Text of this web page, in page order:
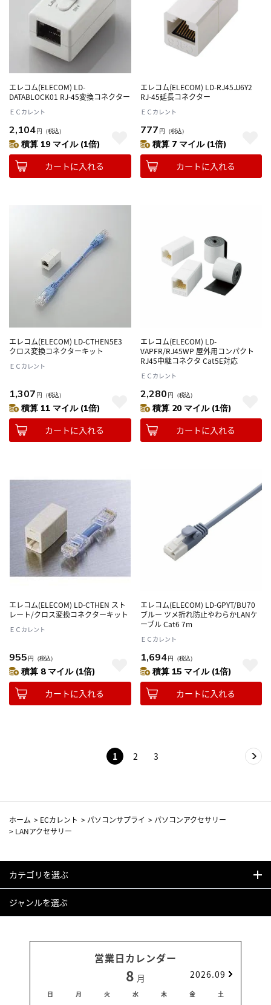
エレコム(ELECOM) LD-
DATABLOCK01 RJ-45変換コネクター
ＥＣカレント
2,104円 （税込）
積算 19 マイル (1倍)
カートに入れる
エレコム(ELECOM) LD-RJ45JJ6Y2
RJ-45延長コネクター
ＥＣカレント
777 円 （税込）
積算 7 マイル (1倍)
カートに入れる
エレコム(ELECOM) LD-CTHEN5E3
クロス変換コネクターキット
ＥＣカレント
1,307 円 （税込）
積算 11 マイル (1倍)
カートに入れる
エレコム(ELECOM) LD-
VAPFR/RJ45WP 屋外用コンパクト
RJ45中継コネクタ Cat5E対応
ＥＣカレント
2,280 円 （税込）
積算 20 マイル (1倍)
カートに入れる
エレコム(ELECOM) LD-CTHEN スト
レート/クロス変換コネクターキット
ＥＣカレント
955 円 （税込）
積算 8 マイル (1倍)
カートに入れる
エレコム(ELECOM) LD-GPYT/BU70
ブルー ツメ折れ防止やわらかLANケ
ーブル Cat6 7m
ＥＣカレント
1,694円 （税込）
積算 15 マイル (1倍)
カートに入れる
1 2 3
ホーム > ECカレント > パソコンサプライ > パソコンアクセサリー
> LANアクセサリー
カテゴリを選ぶ
ジャンルを選ぶ
営業日カレンダー
8 月 2026.09
日 月 火 水 木 金 土